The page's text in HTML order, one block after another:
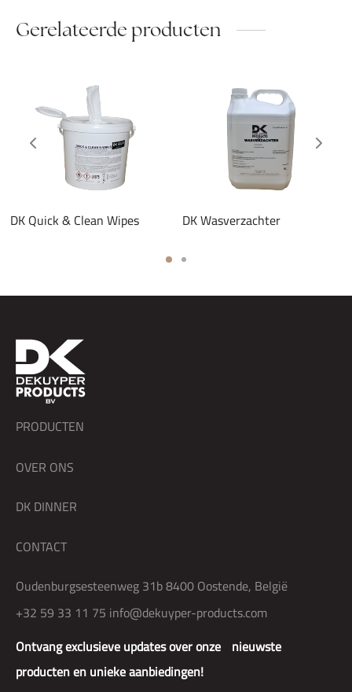
Gerelateerde producten
DK Quick & Clean Wipes DK Wasverzachter
Ontvang exclusieve updates over onze nieuwste
producten en unieke aanbiedingen!
PRODUCTEN
OVER ONS
DK DINNER
CONTACT
Oudenburgsesteenweg 31b 8400 Oostende, België
+32 59 33 11 75 info@dekuyper-products.com